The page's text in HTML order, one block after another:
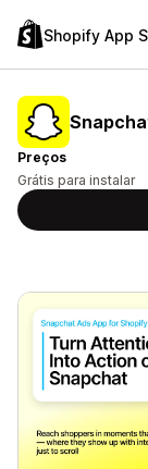
Shopify App
Preços
Grátis para instalar